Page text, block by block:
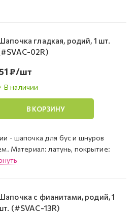
гладкая, родий, 1 шт.
02R)
В наличии
₽/шт
В КОРЗИНУ
- шапочка для бус и шнуров
Материал: латунь, покрытие:
с фианитами, родий, 1
(#SVAC-13R)